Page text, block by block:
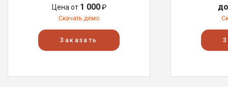
Цена от 1 000₽
Скачать демо
Заказать